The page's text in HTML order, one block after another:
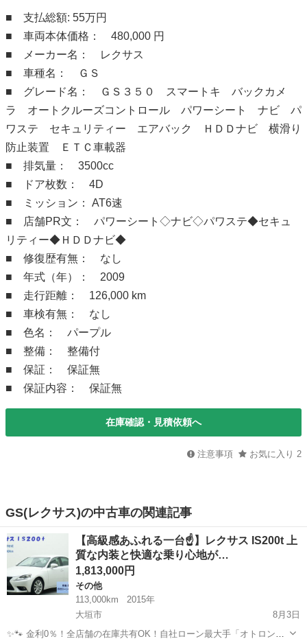
■ 支払総額: 55万円
■ 車両本体価格： 480,000 円
■ メーカー名： レクサス
■ 車種名： ＧＳ
■ グレード名： ＧＳ３５０ スマートキ バックカメ
ラ オートクルーズコントロール パワーシート ナビ パ
ワステ セキュリティー エアバック ＨＤＤナビ 横滑り
防止装置 ＥＴＣ車載器
■ 排気量： 3500cc
■ ドア枚数： 4D
■ ミッション： AT6速
■ 店舗PR文： パワーシート◇ナビ◇パワステ◆セキュ
リティー◆ＨＤＤナビ◆
■ 修復歴有無： なし
■ 年式（年）： 2009
■ 走行距離： 126,000 km
■ 車検有無： なし
■ 色名： パープル
■ 整備： 整備付
■ 保証： 保証無
■ 保証内容： 保証無
在庫確認・見積依頼へ
注意事項 お気に入り 2
GS(レクサス)の中古車の関連記事
【高級感あふれる一台☝️】レクサス IS200t 上
質な内装と快適な乗り心地が…
1,813,000円
その他
113,000km
2015年
大垣市
8月3日
✨🐾 金利0％！全店舗の在庫共有OK！自社ローン最大手「オトロン」